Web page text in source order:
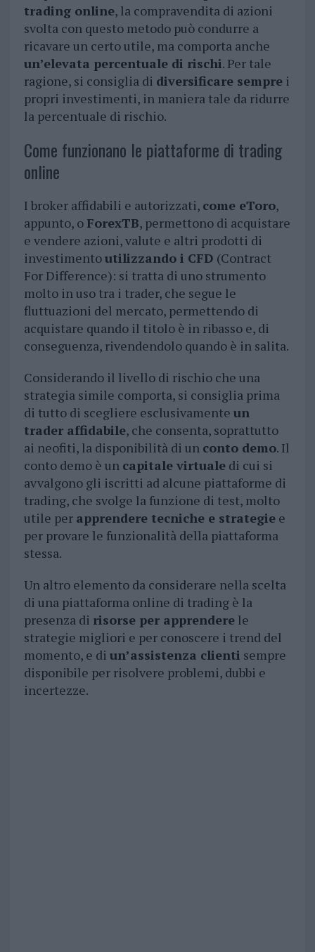
trading online, la compravendita di azioni
svolta con questo metodo può condurre a
ricavare un certo utile, ma comporta anche
un’elevata percentuale di rischi. Per tale
ragione, si consiglia di diversificare semprei
propri investimenti, in maniera tale da ridurre
la percentuale di rischio.
Come funzionano le piattaforme di trading
online
I broker affidabili e autorizzati, come eToro,
appunto, o ForexTB, permettono di acquistare
e vendere azioni, valute e altri prodotti di
investimentoutilizzando i CFD (Contract
For Difference): si tratta di uno strumento
molto in uso tra i trader, che segue le
fluttuazioni del mercato, permettendo di
acquistare quando il titolo è in ribasso e, di
conseguenza, rivendendolo quando è in salita.
Considerando il livello di rischio che una
strategia simile comporta, si consiglia prima
di tutto di scegliere esclusivamente un
trader affidabile, che consenta, soprattutto
ai neofiti, la disponibilità di un conto demo. Il
conto demo è un capitale virtualedi cui si
avvalgono gli iscritti ad alcune piattaforme di
trading, che svolge la funzione di test, molto
utile per apprendere tecniche e strategiee
per provare le funzionalità della piattaforma
stessa.
Un altro elemento da considerare nella scelta
di una piattaforma online di trading è la
presenza di risorse per apprenderele
strategie migliori e per conoscere i trend del
momento, e di un’assistenza clienti sempre
disponibile per risolvere problemi, dubbi e
incertezze.